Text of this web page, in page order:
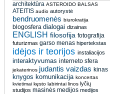
architektūra ASTEROIDO BALSAS
ATEITIS audio autorystė
bendruomenės biurokratija
blogosfera dialogai dizainas
ENGLISH filosofija fotografija
futurizmas garso menas hipertekstas
idėjos ir teorijos instaliacijos
interaktyvumas interneto sfera
jekaterinos judantis vaizdas kinas
knygos komunikacija koncertas
kvietimai kęsto labirintai linos lyčių
studijos masinės medijos medijos